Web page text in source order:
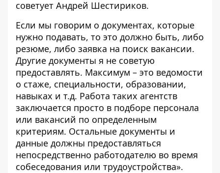
советует Андрей Шестириков.
Если мы говорим о документах, которые
нужно подавать, то это должно быть, либо
резюме, либо заявка на поиск вакансии.
Другие документы я не советую
предоставлять. Максимум – это ведомости
о стаже, специальности, образовании,
навыках и т.д. Работа таких агентств
заключается просто в подборе персонала
или вакансий по определенным
критериям. Остальные документы и
данные должны предоставляться
непосредственно работодателю во время
собеседования или трудоустройства».